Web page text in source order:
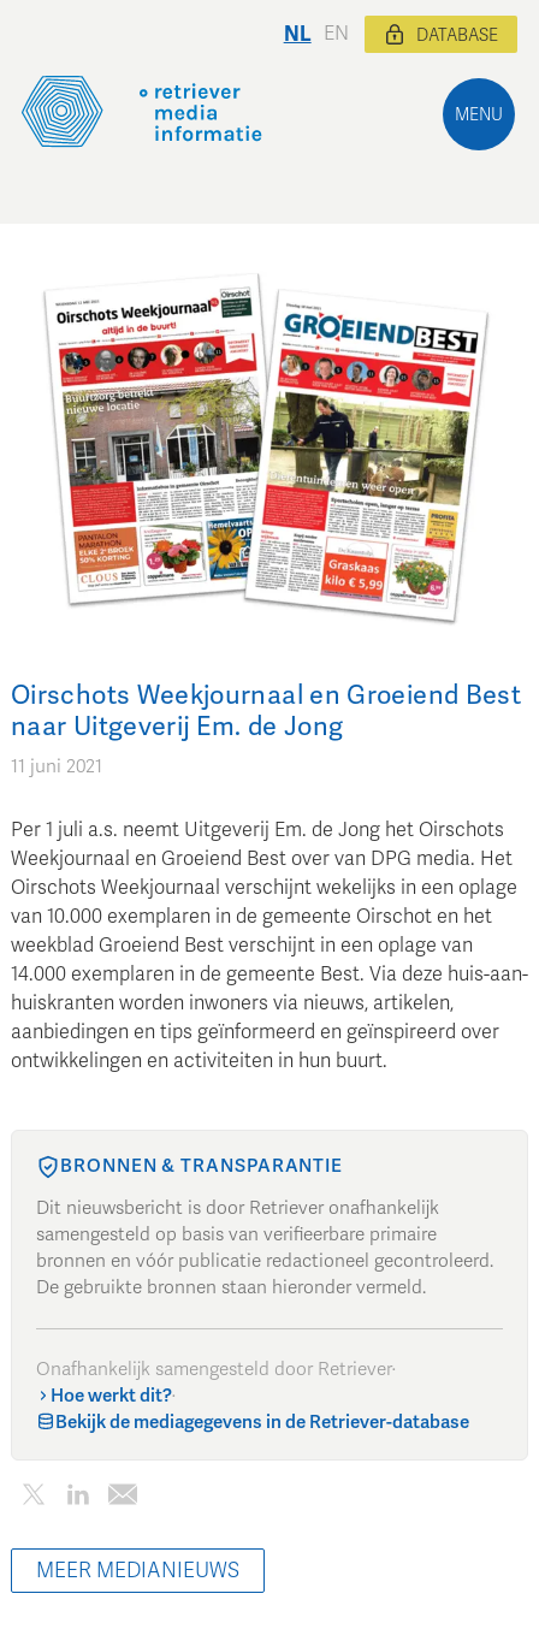
MENU
NL EN DATABASE
Oirschots Weekjournaal en Groeiend Best
naar Uitgeverij Em. de Jong
11 juni 2021
Per 1 juli a.s. neemt Uitgeverij Em. de Jong het Oirschots
Weekjournaal en Groeiend Best over van DPG media. Het
Oirschots Weekjournaal verschijnt wekelijks in een oplage
van 10.000 exemplaren in de gemeente Oirschot en het
weekblad Groeiend Best verschijnt in een oplage van
14.000 exemplaren in de gemeente Best. Via deze huis-aan-
huiskranten worden inwoners via nieuws, artikelen,
aanbiedingen en tips geïnformeerd en geïnspireerd over
ontwikkelingen en activiteiten in hun buurt.
BRONNEN & TRANSPARANTIE
Dit nieuwsbericht is door Retriever onafhankelijk
samengesteld op basis van verifieerbare primaire
bronnen en vóór publicatie redactioneel gecontroleerd.
De gebruikte bronnen staan hieronder vermeld.
Onafhankelijk samengesteld door Retriever·
Hoe werkt dit?·
Bekijk de mediagegevens in de Retriever-database
MEER MEDIANIEUWS